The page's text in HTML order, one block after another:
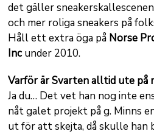
det gäller
och mer roliga sneakers på
Håll ett extra öga på Norse
Inc under 2010.
Varför är Svarten alltid ute på
Ja du… Det vet han nog inte
nåt galet projekt på g. Minns
ut för att skejta, då skulle han